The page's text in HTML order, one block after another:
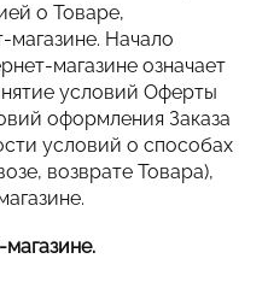
о Товаре,
Начало
магазине означает
условий Оферты
оформления Заказа
условий о способах
возврате Товара),